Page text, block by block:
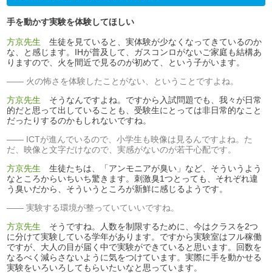
手を動かす実験を体験してほしい
方京先生 生徒を見ていると、実体験が少なくなってきているのか
な、と感じます。IHが普及して、ガスコンロがないご家庭も結構あ
りますので、火を間近で見るのが初めて、という子がいます。
火の怖さを体験したことがない、ということですよね。
方京先生 そうなんですよね。ですから入試問題でも、我々が日常
的だと思って出していることも、受験生にとっては非日常的なこと
だったりするのかもしれないですね。
ICTが進んでいるので、小学生も映像は見るんですよね。た
だ、映像と文字だけなので、実感がないのが若干心配です。
方京先生 生徒たちは、「アンモニアが臭い」など、そういうよう
なところからいちいち驚きます。刺激臭1つとっても、それぞれ違
う臭いだから、そういうところが新鮮に感じるようです。
実験する環境が整っていていいですね。
方京先生 そうですね。人数を制限するために、今はクラスを2つ
に分けて実験している学年があります。ですから実験室はフル稼働
ですが、大人の目が届く中で実験ができていると思います。回数を
なるべく減らさないように気をつけています。実際に手を動かせる
実験をいろいろしてもらいたいなと思っています。